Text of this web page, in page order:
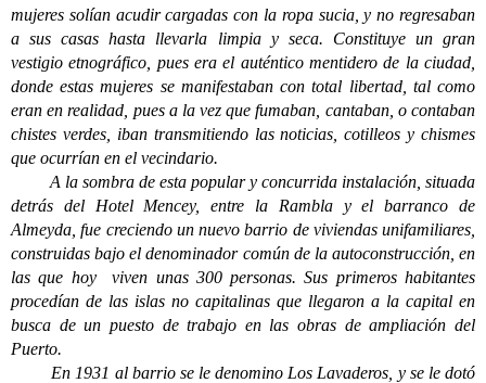
mujeres solían acudir cargadas con la ropa sucia, y no regresaban
a sus casas hasta llevarla limpia y seca. Constituye un gran
vestigio etnográfico, pues era el auténtico mentidero de la ciudad,
donde estas mujeres se manifestaban con total libertad, tal como
eran en realidad, pues a la vez que fumaban, cantaban, o contaban
chistes verdes, iban transmitiendo las noticias, cotilleos y chismes
que ocurrían en el vecindario.
A la sombra de esta popular y concurrida instalación, situada
detrás del Hotel Mencey, entre la Rambla y el barranco de
Almeyda, fue creciendo un nuevo barrio de viviendas unifamiliares,
construidas bajo el denominador común de la autoconstrucción, en
las que hoy viven unas 300 personas. Sus primeros habitantes
procedían de las islas no capitalinas que llegaron a la capital en
busca de un puesto de trabajo en las obras de ampliación del
Puerto.
En 1931 al barrio se le denomino Los Lavaderos, y se le dotó